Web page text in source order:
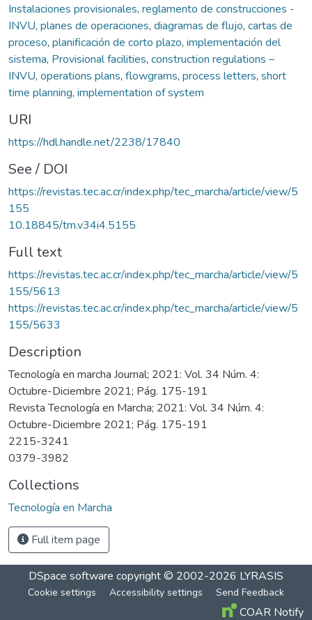
Instalaciones provisionales, reglamento de construcciones -
INVU, planes de operaciones, diagramas de flujo, cartas de
proceso, planificación de corto plazo, implementación del
sistema, Provisional facilities, construction regulations –
INVU, operations plans, flowgrams, process letters, short
time planning, implementation of system
URI
https://hdl.handle.net/2238/17840
See / DOI
https://revistas.tec.ac.cr/index.php/tec_marcha/article/view/5
155
10.18845/tm.v34i4.5155
Full text
https://revistas.tec.ac.cr/index.php/tec_marcha/article/view/5
155/5613
https://revistas.tec.ac.cr/index.php/tec_marcha/article/view/5
155/5633
Description
Tecnología en marcha Journal; 2021: Vol. 34 Núm. 4:
Octubre-Diciembre 2021; Pág. 175-191
Revista Tecnología en Marcha; 2021: Vol. 34 Núm. 4:
Octubre-Diciembre 2021; Pág. 175-191
2215-3241
0379-3982
Collections
Tecnología en Marcha
Full item page
DSpace software copyright © 2002-2026 LYRASIS
Cookie settings Accessibility settings Send Feedback
COAR Notify